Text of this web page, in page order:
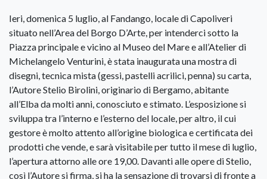
Ieri, domenica 5 luglio, al Fandango, locale di Capoliveri
situato nell’Area del Borgo D’Arte, per intenderci sotto la
Piazza principale e vicino al Museo del Mare e all’Atelier di
Michelangelo Venturini, è stata inaugurata una mostra di
disegni, tecnica mista (gessi, pastelli acrilici, penna) su carta,
l’Autore Stelio Birolini, originario di Bergamo, abitante
all’Elba da molti anni, conosciuto e stimato. L’esposizione si
sviluppa tra l’interno e l’esterno del locale, per altro, il cui
gestore è molto attento all’origine biologica e certificata dei
prodotti che vende, e sarà visitabile per tutto il mese di luglio,
l’apertura attorno alle ore 19,00. Davanti alle opere di Stelio,
così l’Autore si firma, si ha la sensazione di trovarsi di fronte a